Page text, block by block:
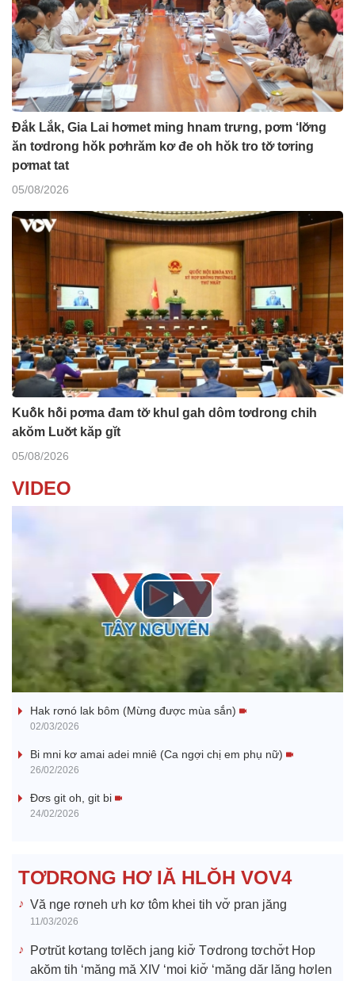
Đắk Lắk, Gia Lai hơmet ming hnam trưng, pơm ‘lơ̆ng
ăn tơdrong hŏk pơhrăm kơ đe oh hŏk tro tơ̆ tơring
pơmat tat
05/08/2026
Kuô̆k hô̆i pơma đam tơ̆ khul gah dôm tơdrong chih
akŏm Luơ̆t kăp gĭt
05/08/2026
VIDEO
P
a
V
e
o
Nhớ bạn
Hak rơnó lak bôm (Mừng được mùa sắn)
02/03/2026
Bi mni kơ amai adei mniê (Ca ngợi chị em phụ nữ)
26/02/2026
Đơs git oh, git bi
24/02/2026
TƠDRONG HƠ IĂ HLŎH VOV4
Vă nge rơneh ưh kơ tôm khei tih vơ̆ pran jăng
11/03/2026
Pơtrŭt kơtang tơlĕch jang kiơ̆ Tơdrong tơchơ̆t Hop
akŏm tih ‘măng mă XIV ‘moi kiơ̆ ‘măng dăr lăng hơlen